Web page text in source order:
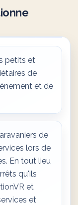
petits et
de
et de
de
lors de
En tout lieu
qu'ils
et
et